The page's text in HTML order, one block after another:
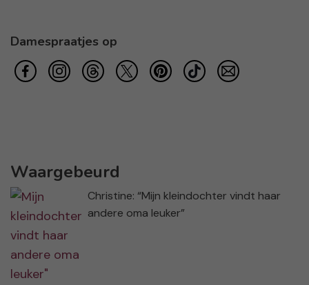
Damespraatjes op
Waargebeurd
Christine: “Mijn kleindochter vindt haar
andere oma leuker”